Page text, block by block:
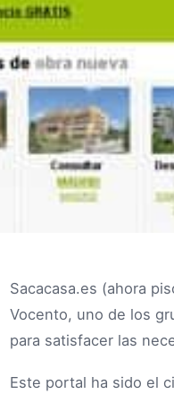
Sacacasa.es (ahora
Vocento, uno de los
para satisfacer las
Este portal ha sido el